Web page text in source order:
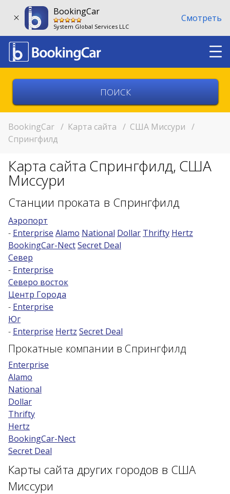
BookingCar
System Global Services LLC
Смотреть
Выберите город
Возврат в другом месте?
11:00
Возраст 25-70 лет?
Купон/промо
BookingCar / Карта сайта / США Миссури /
Спрингфилд
Карта сайта Спрингфилд, США
Миссури
Станции проката в Спрингфилд
Аэропорт
- Enterprise Alamo National Dollar Thrifty Hertz
BookingCar-NectSecret Deal
Север
- Enterprise
Северо восток
Центр Города
- Enterprise
Юг
- Enterprise Hertz Secret Deal
Прокатные компании в Спрингфилд
Enterprise
Alamo
National
Dollar
Thrifty
Hertz
BookingCar-Nect
Secret Deal
Карты сайта других городов в США
Миссури